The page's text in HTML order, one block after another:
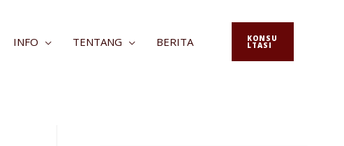
INFO TENTANG BERITA KONSU
LTASI